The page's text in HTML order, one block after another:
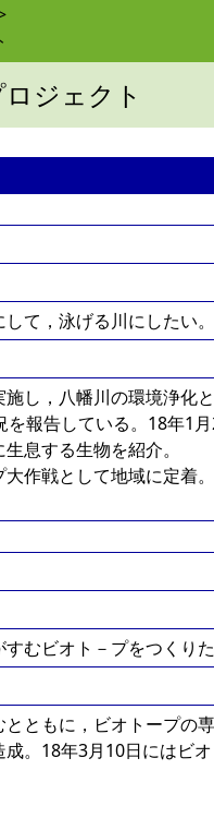
ジェクト
て，泳げる川にしたい。
し，八幡川の環境浄化
報告している。18年1
息する生物を紹介。
作戦として地域に定着。
むビオト－プをつくり
ともに，ビオトープの
。18年3月10日にはビ